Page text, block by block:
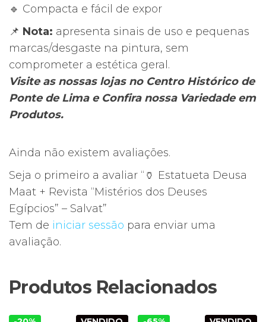
🔹 Compacta e fácil de expor
📌 Nota: apresenta sinais de uso e pequenas
marcas/desgaste na pintura, sem
comprometer a estética geral.
Visite as nossas lojas no Centro Histórico de
Ponte de Lima e Confira nossa Variedade em
Produtos.
Ainda não existem avaliações.
Seja o primeiro a avaliar “🏺 Estatueta Deusa
Maat + Revista “Mistérios dos Deuses
Egípcios” – Salvat”
Tem de iniciar sessão para enviar uma
avaliação.
Produtos Relacionados